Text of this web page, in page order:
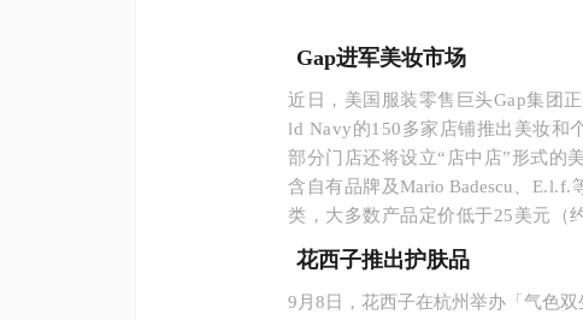
Gap进军美妆市场
近日，美国服装零售巨头Gap集团
ld Navy的150多家店铺推出美妆和
部分门店还将设立“店中店”形式的
含自有品牌及 Mario Badescu 、E.l.f.
类，大多数产品定价低于25美元（
花西子推出护肤品
9月8日，花西子在杭州举办「气色